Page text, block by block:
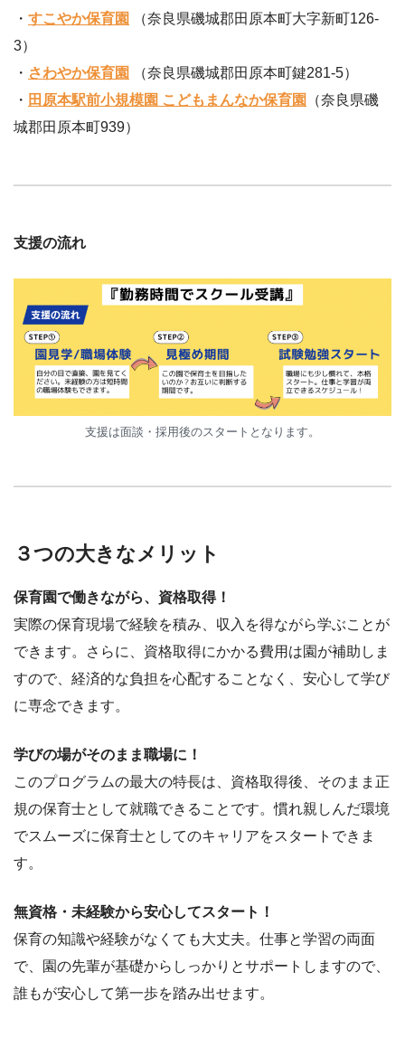
・ すこやか保育園
（奈良県磯城郡田原本町大字新町126-
3）
・ さわやか保育園
（奈良県磯城郡田原本町鍵281-5）
・ 田原本駅前小規模園 こどもまんなか保育園
（奈良県磯
城郡田原本町939）
支援の流れ
支援は面談・採用後のスタートとなります。
３つの大きなメリット
保育園で働きながら、資格取得！
実際の保育現場で経験を積み、収入を得ながら学ぶことが
できます。さらに、資格取得にかかる費用は園が補助しま
すので、経済的な負担を心配することなく、安心して学び
に専念できます。
学びの場がそのまま職場に！
このプログラムの最大の特長は、資格取得後、そのまま正
規の保育士として就職できることです。慣れ親しんだ環境
でスムーズに保育士としてのキャリアをスタートできま
す。
無資格・未経験から安心してスタート！
保育の知識や経験がなくても大丈夫。仕事と学習の両面
で、園の先輩が基礎からしっかりとサポートしますので、
誰もが安心して第一歩を踏み出せます。